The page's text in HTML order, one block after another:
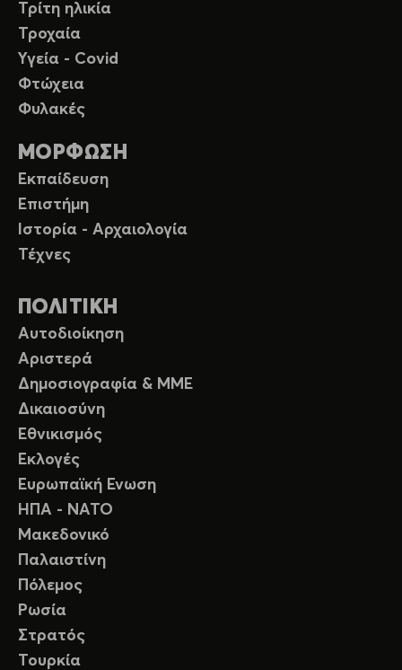
Τρίτη ηλικία
Τροχαία
Υγεία - Covid
Φτώχεια
Φυλακές
ΜΟΡΦΩΣΗ
Εκπαίδευση
Επιστήμη
Ιστορία - Αρχαιολογία
Τέχνες
ΠΟΛΙΤΙΚΗ
Αυτοδιοίκηση
Αριστερά
Δημοσιογραφία & ΜΜΕ
Δικαιοσύνη
Εθνικισμός
Εκλογές
Ευρωπαϊκή Ενωση
ΗΠΑ - ΝΑΤΟ
Μακεδονικό
Παλαιστίνη
Πόλεμος
Ρωσία
Στρατός
Τουρκία